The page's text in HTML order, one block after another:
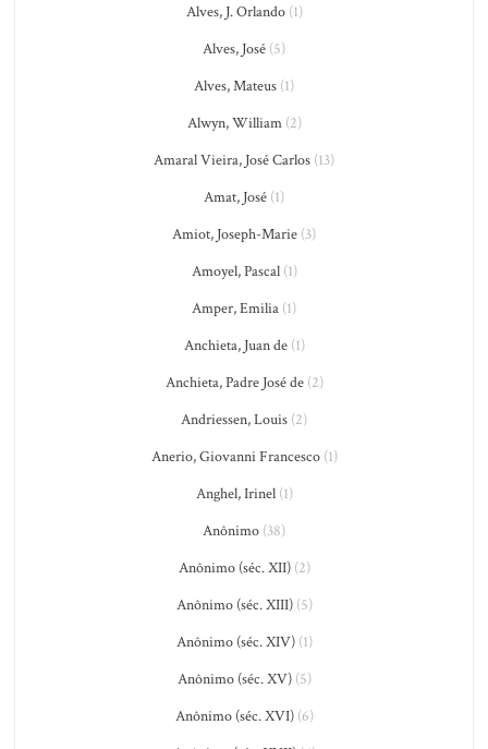
Alves, J. Orlando(1)
Alves, José (5)
Alves, Mateus (1)
Alwyn, William(2)
Amaral Vieira, José Carlos (13)
Amat, José (1)
Amiot, Joseph-Marie (3)
Amoyel, Pascal(1)
Amper, Emilia (1)
Anchieta, Juan de(1)
Anchieta, Padre José de(2)
Andriessen, Louis (2)
Anerio, Giovanni Francesco(1)
Anghel, Irinel(1)
Anônimo (38)
Anônimo (séc. XII)(2)
Anônimo (séc. XIII)(5)
Anônimo (séc. XIV)(1)
Anônimo (séc. XV)(5)
Anônimo (séc. XVI)(6)